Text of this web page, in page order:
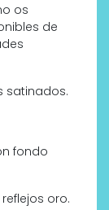
os
de
satinados.
fondo
oro.